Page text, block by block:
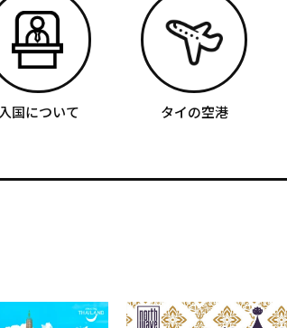
入国について タイの空港